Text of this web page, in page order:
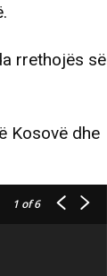
rrethojës së
Kosovë dhe
1of 6